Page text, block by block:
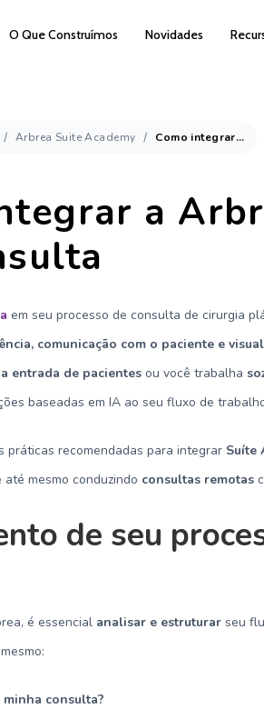
O Que Construímos Novidades
Arbrea Suite Academy Como integrar a Arbrea em sua consulta
a
em seu processo de consulta de cirurgia
comunicação com o paciente e
entrada de pacientes ou você trabalha
baseadas em IA ao seu fluxo de
práticas recomendadas para integrar Suíte
mesmo conduzindo consultas remotas
de seu
é essencial analisar e estruturar seu
consulta?